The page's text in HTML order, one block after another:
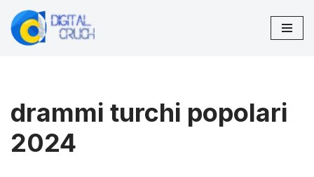
Vai
drammi turchi popolari
2024